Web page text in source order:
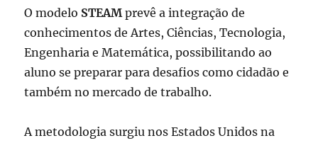
O modelo STEAM prevê a integração de
conhecimentos de Artes, Ciências, Tecnologia,
Engenharia e Matemática, possibilitando ao
aluno se preparar para desafios como cidadão e
também no mercado de trabalho.
A metodologia surgiu nos Estados Unidos na